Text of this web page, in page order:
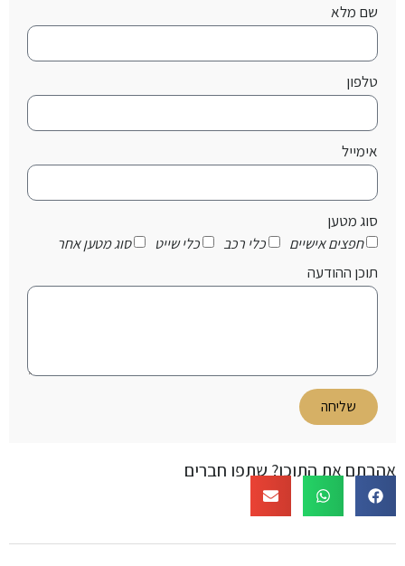
שם מלא
טלפון
אימייל
סוג מטען
חפצים אישיים כלי רכב כלי שייט סוג מטען אחר
תוכן ההודעה
שליחה
אהבתם את התוכן? שתפו חברים